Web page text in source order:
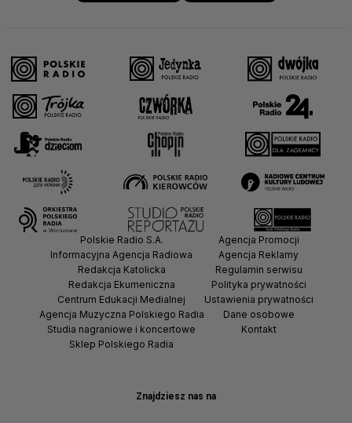
Znajdziesz nas na
Polskie Radio S.A.
Informacyjna Agencja Radiowa
Redakcja Katolicka
Redakcja Ekumeniczna
Centrum Edukacji Medialnej
Agencja Muzyczna Polskiego Radia
Studia nagraniowe i koncertowe
Sklep Polskiego Radia
Agencja Promocji
Agencja Reklamy
Regulamin serwisu
Polityka prywatności
Ustawienia prywatności
Dane osobowe
Kontakt